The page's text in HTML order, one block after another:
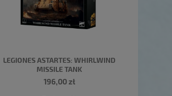
LEGIONES ASTARTES: WHIRLWIND
MISSILE TANK
196,00 zł